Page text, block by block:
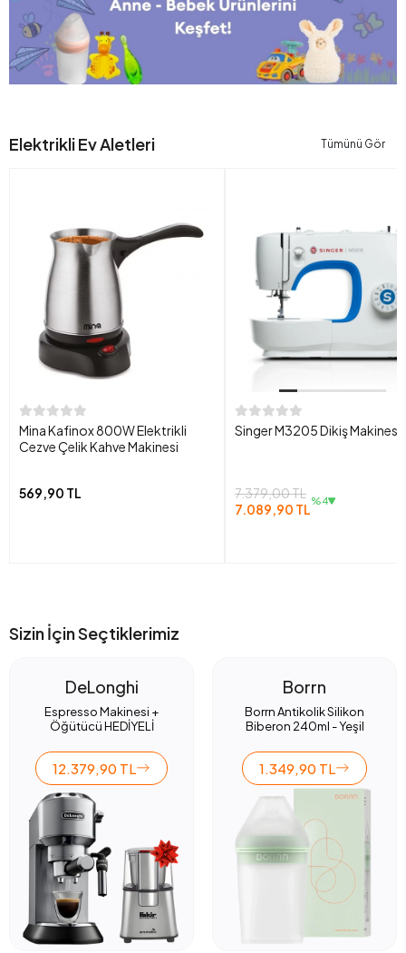
Elektrikli Ev Aletleri Tümünü Gör
Mina Kafinox 800W Elektrikli
Cezve Çelik Kahve Makinesi
569,90 TL
Singer M3205 Dikiş Makinesi
7.379,00 TL
7.089,90 TL %4
Sizin İçin Seçtiklerimiz
DeLonghi
Espresso Makinesi +
Öğütücü HEDİYELİ
12.379,90 TL
Borrn
Borrn Antikolik Silikon
Biberon 240ml - Yeşil
1.349,90 TL